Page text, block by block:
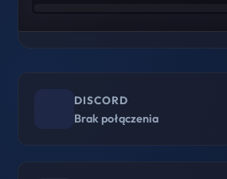
DISCORD
Brak połączenia